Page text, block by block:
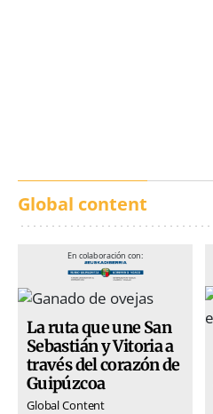
Global content
En colaboración con:
La ruta que une San
Sebastián y Vitoria a
través del corazón de
Guipúzcoa
Global Content